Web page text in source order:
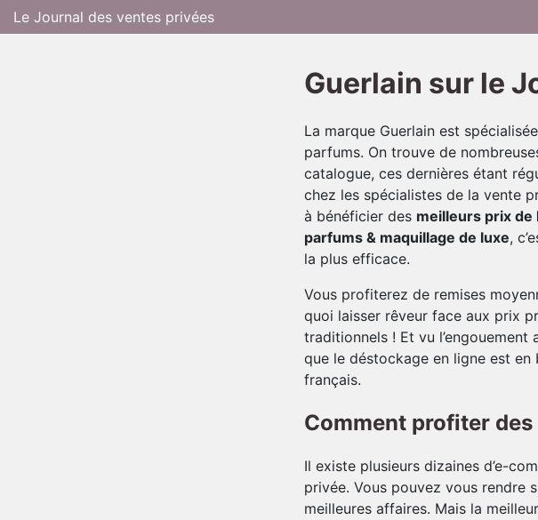
Le Journal des ventes privées
Guerlain sur le
La marque Guerlain est
parfums. On trouve de
catalogue, ces dernières étant
chez les spécialistes de la vente
à bénéficier des meilleurs prix de
parfums & maquillage de luxe,
la plus efficace.
Vous profiterez de remises
quoi laisser rêveur face aux prix
traditionnels ! Et vu
que le déstockage en ligne est
français.
Comment profiter
Il existe plusieurs dizaines d’e-
privée. Vous pouvez vous rendre
meilleures affaires. Mais la